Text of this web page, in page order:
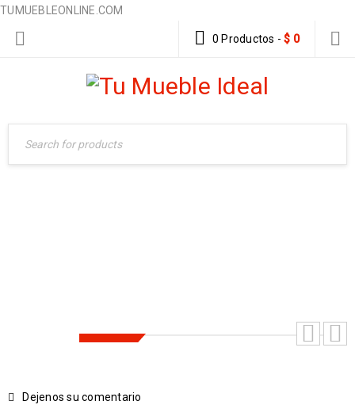
TUMUEBLEONLINE.COM
0 Productos - $ 0
-21%
Dejenos su comentario